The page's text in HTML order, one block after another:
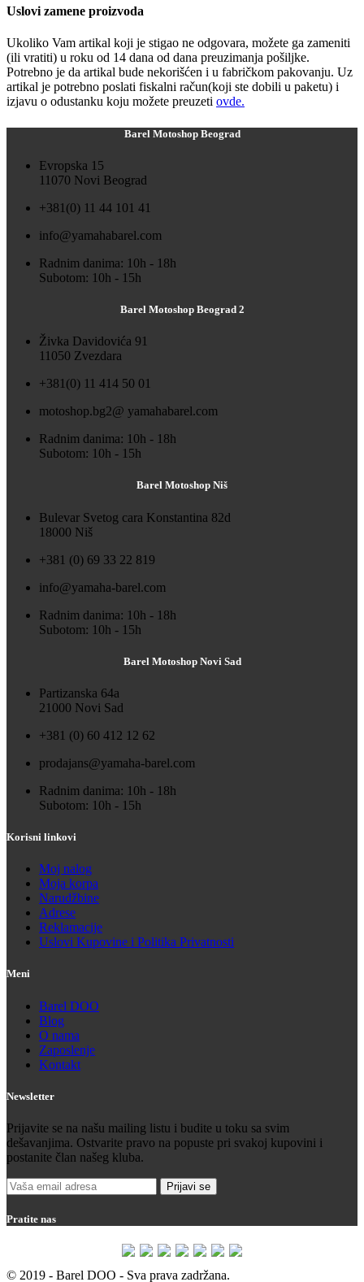
Uslovi zamene proizvoda
Ukoliko Vam artikal koji je stigao ne odgovara, možete ga zameniti
(ili vratiti) u roku od 14 dana od dana preuzimanja pošiljke.
Potrebno je da artikal bude nekorišćen i u fabričkom pakovanju. Uz
artikal je potrebno poslati fiskalni račun(koji ste dobili u paketu) i
izjavu o odustanku koju možete preuzeti ovde.
Barel Motoshop Beograd
Evropska 15
11070 Novi Beograd
+381(0) 11 44 101 41
info@yamahabarel.com
Radnim danima: 10h - 18h
Subotom: 10h - 15h
Barel Motoshop Beograd 2
Živka Davidovića 91
11050 Zvezdara
+381(0) 11 414 50 01
motoshop.bg2@ yamahabarel.com
Radnim danima: 10h - 18h
Subotom: 10h - 15h
Barel Motoshop Niš
Bulevar Svetog cara Konstantina 82d
18000 Niš
+381 (0) 69 33 22 819
info@yamaha-barel.com
Radnim danima: 10h - 18h
Subotom: 10h - 15h
Barel Motoshop Novi Sad
Partizanska 64a
21000 Novi Sad
+381 (0) 60 412 12 62
prodajans@yamaha-barel.com
Radnim danima: 10h - 18h
Subotom: 10h - 15h
Korisni linkovi
Moj nalog
Moja korpa
Narudžbine
Adrese
Reklamacije
Uslovi Kupovine i Politika Privatnosti
Meni
Barel DOO
Blog
O nama
Zaposlenje
Kontakt
Newsletter
Prijavite se na našu mailing listu i budite u toku sa svim
dešavanjima. Ostvarite pravo na popuste pri svakoj kupovini i
postanite član našeg kluba.
Pratite nas
© 2019 - Barel DOO - Sva prava zadržana.